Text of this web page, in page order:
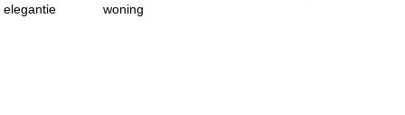
elegantie
woning